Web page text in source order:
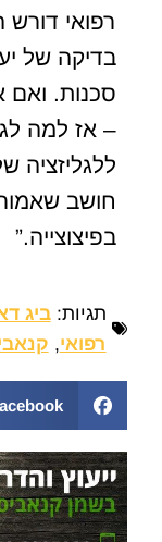
רפואי דורש
בדיקה של
סכנות. ואם
– אז למה
ללגליזציה
חושב
בפיצוצייה.”
תגיות: ביג
רפואי,